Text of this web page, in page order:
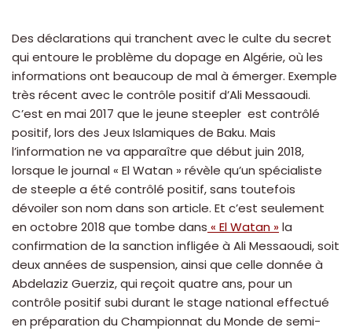
Des déclarations qui tranchent avec le culte du secret
qui entoure le problème du dopage en Algérie, où les
informations ont beaucoup de mal à émerger. Exemple
très récent avec le contrôle positif d’Ali Messaoudi.
C’est en mai 2017 que le jeune steepler est contrôlé
positif, lors des Jeux Islamiques de Baku. Mais
l’information ne va apparaître que début juin 2018,
lorsque le journal « El Watan » révèle qu’un spécialiste
de steeple a été contrôlé positif, sans toutefois
dévoiler son nom dans son article. Et c’est seulement
en octobre 2018 que tombe dans « El Watan »la
confirmation de la sanction infligée à Ali Messaoudi, soit
deux années de suspension, ainsi que celle donnée à
Abdelaziz Guerziz, qui reçoit quatre ans, pour un
contrôle positif subi durant le stage national effectué
en préparation du Championnat du Monde de semi-